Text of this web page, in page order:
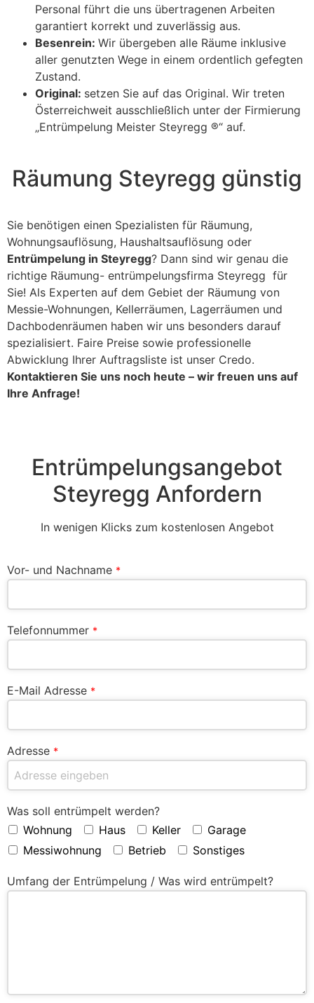
Personal führt die uns übertragenen Arbeiten
garantiert korrekt und zuverlässig aus.
Besenrein: Wir übergeben alle Räume inklusive
aller genutzten Wege in einem ordentlich gefegten
Zustand.
Original: setzen Sie auf das Original. Wir treten
Österreichweit ausschließlich unter der Firmierung
„Entrümpelung Meister Steyregg ®“ auf.
Räumung Steyregg günstig
Sie benötigen einen Spezialisten für Räumung,
Wohnungsauflösung, Haushaltsauflösung oder
Entrümpelung in Steyregg? Dann sind wir genau die
richtige Räumung- entrümpelungsfirma Steyregg für
Sie! Als Experten auf dem Gebiet der Räumung von
Messie-Wohnungen, Kellerräumen, Lagerräumen und
Dachbodenräumen haben wir uns besonders darauf
spezialisiert. Faire Preise sowie professionelle
Abwicklung Ihrer Auftragsliste ist unser Credo.
Kontaktieren Sie uns noch heute – wir freuen uns auf
Ihre Anfrage!
Entrümpelungsangebot
Steyregg Anfordern
In wenigen Klicks zum kostenlosen Angebot
Vor- und Nachname *
Telefonnummer *
E-Mail Adresse *
Adresse *
Was soll entrümpelt werden?
Wohnung
Haus Keller
Garage
Messiwohnung
Betrieb Sonstiges
Umfang der Entrümpelung / Was wird entrümpelt?